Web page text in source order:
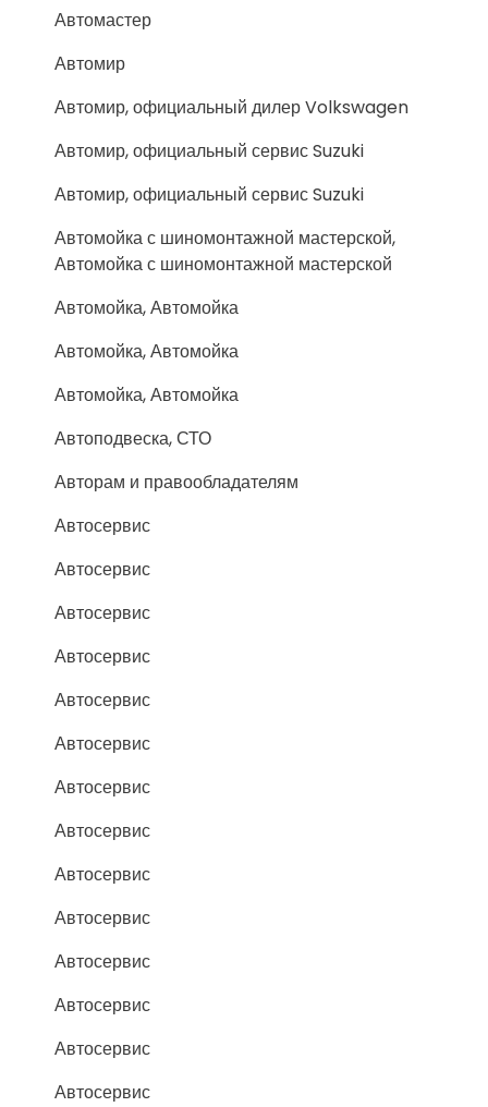
Автомастер
Автомир
Автомир, официальный дилер Volkswagen
Автомир, официальный сервис Suzuki
Автомир, официальный сервис Suzuki
Автомойка с шиномонтажной мастерской,
Автомойка с шиномонтажной мастерской
Автомойка, Автомойка
Автомойка, Автомойка
Автомойка, Автомойка
Автоподвеска, СТО
Авторам и правообладателям
Автосервис
Автосервис
Автосервис
Автосервис
Автосервис
Автосервис
Автосервис
Автосервис
Автосервис
Автосервис
Автосервис
Автосервис
Автосервис
Автосервис